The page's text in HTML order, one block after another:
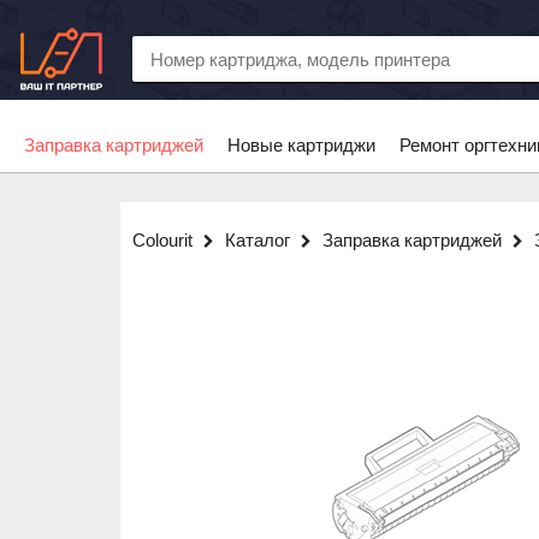
Заправка картриджей Новые картриджи Ремонт
Colourit Каталог Заправка картриджей